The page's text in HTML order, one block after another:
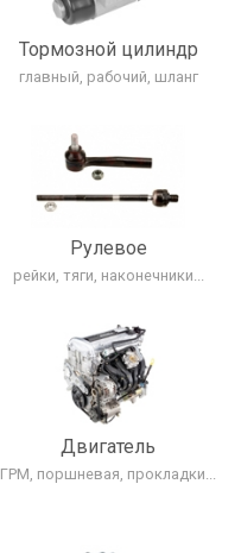
Тормозной цилиндр
главный, рабочий, шланг
Рулевое
рейки, тяги, наконечники...
Двигатель
ГРМ, поршневая, прокладки...